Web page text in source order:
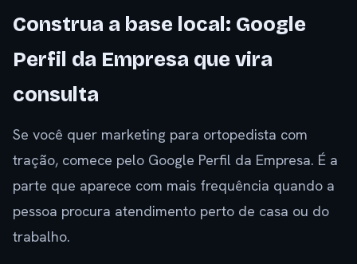
Construa a base local: Google
Perfil da Empresa que vira
consulta
Se você quer marketing para ortopedista com
tração, comece pelo Google Perfil da Empresa. É a
parte que aparece com mais frequência quando a
pessoa procura atendimento perto de casa ou do
trabalho.